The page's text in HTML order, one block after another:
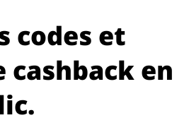
codes et
cashback en